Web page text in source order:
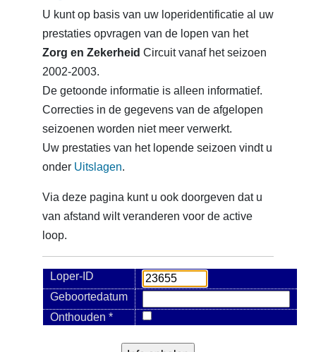
U kunt op basis van uw loperidentificatie al uw
prestaties opvragen van de lopen van het
Zorg en Zekerheid Circuit vanaf het seizoen
2002-2003.
De getoonde informatie is alleen informatief.
Correcties in de gegevens van de afgelopen
seizoenen worden niet meer verwerkt.
Uw prestaties van het lopende seizoen vindt u
onder Uitslagen.
Via deze pagina kunt u ook doorgeven dat u
van afstand wilt veranderen voor de active
loop.
Loper-ID
Geboortedatum
Onthouden *